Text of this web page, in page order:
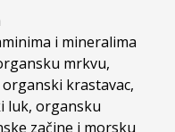
i mineralima
mrkvu,
krastavac,
luk, organsku
začine i morsku